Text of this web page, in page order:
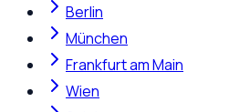
Berlin
München
Frankfurt am Main
Wien